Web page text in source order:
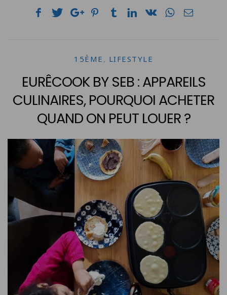
15ÈME , LIFESTYLE
EURÊCOOK BY SEB : APPAREILS
CULINAIRES, POURQUOI ACHETER
QUAND ON PEUT LOUER ?